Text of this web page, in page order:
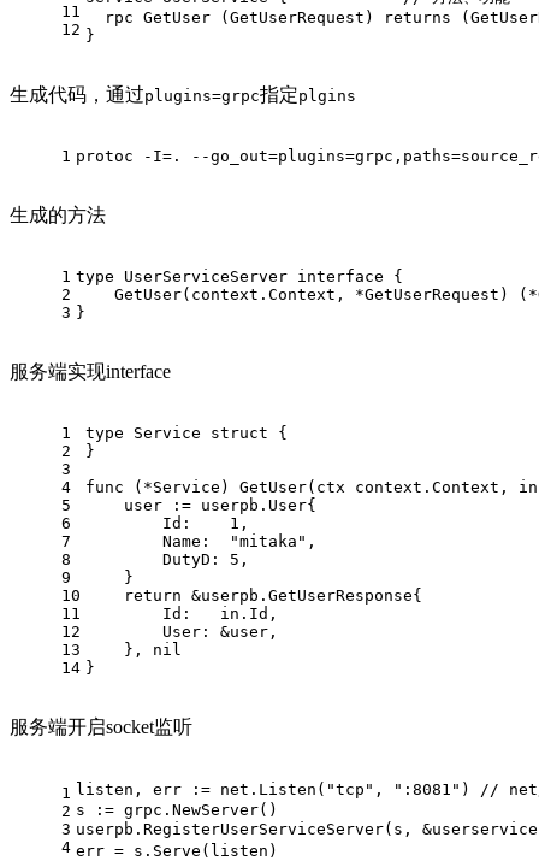
11
12
rpc GetUser (GetUserRequest) returns
}
生成代码，通过plugins=grpc指定plgins
1 protoc -I=. --
生成的方法
1
2
3
type UserServiceServer interface {
GetUser(context.Context, *GetUserRequest)
}
服务端实现interface
1
2
3
4
5
6
7
8
9
10
11
12
13
14
type Service struct {
}
func
(*Service)
GetUser(ctx context.Context, in
    user := userpb.User{
        Id:
1 ,
        Name:
"mitaka" ,
        DutyD:
5 ,
    }
return &userpb.GetUserResponse{
        Id:   in.Id,
        User: &user,
    },
nil
}
服务端开启socket监听
1
2
3
4
listen, err := net.Listen( "tcp" , ":8081" )
// net
s :=
userpb.RegisterUserServiceServer(s,
err =